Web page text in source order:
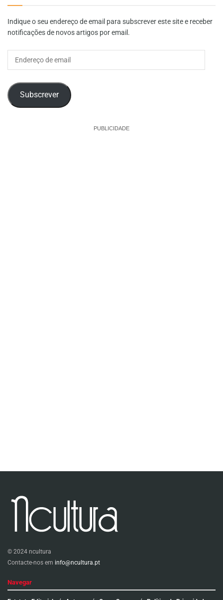
Indique o seu endereço de email para subscrever este site e receber
notificações de novos artigos por email.
Endereço
Subscrever
PUBLICIDADE
© 2024 ncultura
Contacte-nos em info@ncultura.pt
Navegar